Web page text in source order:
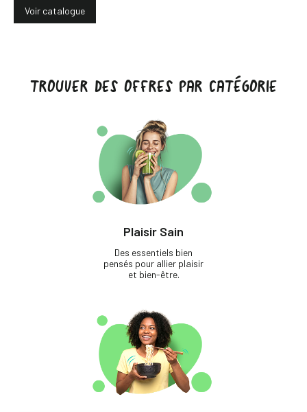
Voir catalogue
TROUVER DES OFFRES PAR CATÉGORIE
Plaisir Sain
Des essentiels bien
pensés pour allier plaisir
et bien-être.